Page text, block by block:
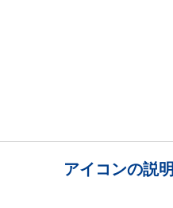
アイコンの説明